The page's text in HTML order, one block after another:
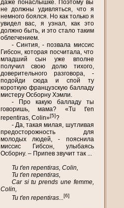
даже понаслышке. Поэтому вы
не должны удивляться, что я
немного боялся. Но как только я
увидел вас, я узнал, как это
должно быть, и это стало таким
облегчением.
- Синтия, - позвала миссис
Гибсон, которая посчитала, что
младший сын уже вполне
получил свою долю тихого,
доверительного разговора, -
подойди сюда и спой ту
короткую французскую балладу
мистеру Осборну Хэмли.
- Про какую балладу ты
говоришь, мама? «Tu t'en
repentiras, Colin»[5]?
- Да, такая милая, шутливая
предосторожность для
молодых людей, - пояснила
миссис Гибсон, улыбаясь
Осборну. – Припев звучит так ...
Tu t'en repentiras, Colin,
Tu t'en repentiras,
Car si tu prends une femme,
Colin,
Tu t'en repentiras...[6]